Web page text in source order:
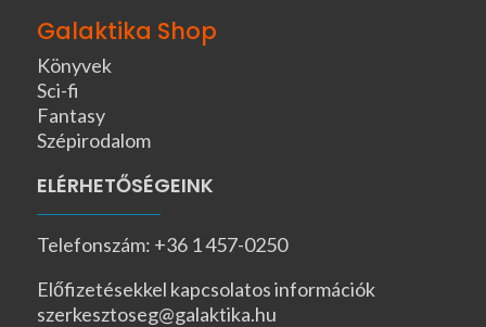
Galaktika Shop
Könyvek
Sci-fi
Fantasy
Szépirodalom
ELÉRHETŐSÉGEINK
Telefonszám: +36 1 457-0250
Előfizetésekkel kapcsolatos információk
szerkesztoseg@galaktika.hu